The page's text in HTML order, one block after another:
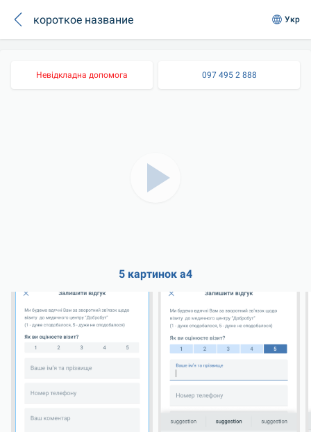
короткое название Укр
Невідкладна допомога 097 495 2 888
5 картинок а4